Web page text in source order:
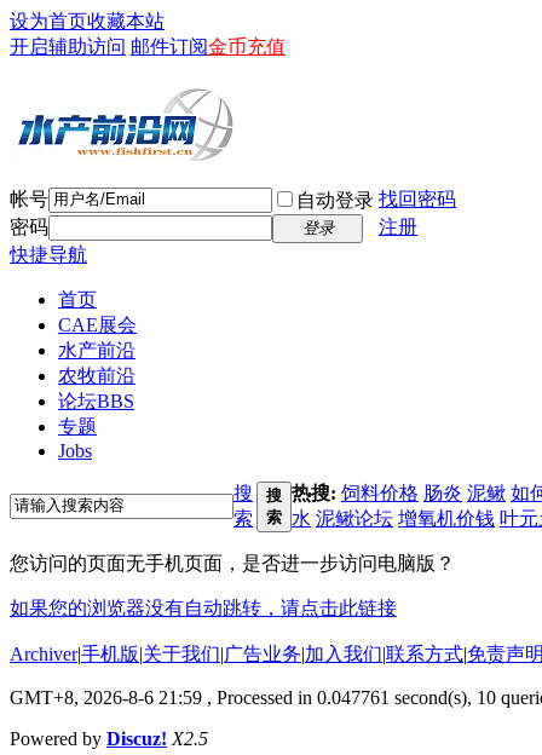
设为首页收藏本站
开启辅助访问 邮件订阅金币充值
帐号 自动登录 找回密码
密码
登录
注册
快捷导航
首页
CAE展会
水产前沿
农牧前沿
论坛BBS
专题
Jobs
搜
索
搜
索
热搜: 饲料价格 肠炎 泥鳅 如
水 泥鳅论坛 增氧机价钱 叶
您访问的页面无手机页面，是否进一步访问电脑版？
如果您的浏览器没有自动跳转，请点击此链接
Archiver|手机版|关于我们|广告业务|加入我们|联系方式|免责声
GMT+8, 2026-8-6 21:59 , Processed in 0.047761 second(s), 10
Powered by Discuz! X2.5